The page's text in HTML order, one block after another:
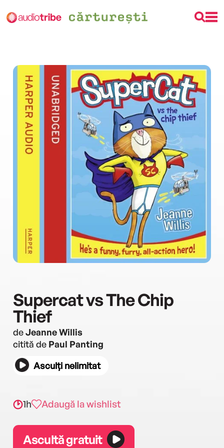
Supercat vs The Chip
Thief
deJeanne Willis
citită de Paul Panting
Asculți nelimitat
1h Adaugă la wishlist
Ascultă gratuit